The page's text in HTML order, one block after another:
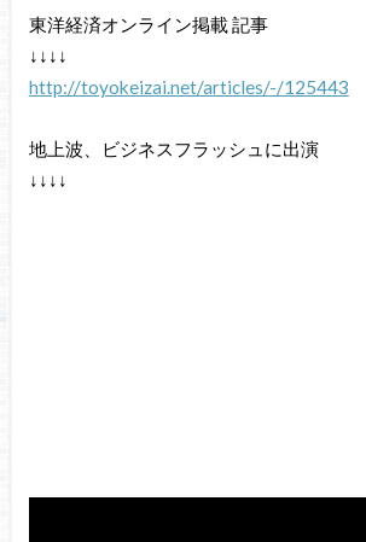
東洋経済オンライン掲載 記事
↓↓↓↓
http://toyokeizai.net/articles/-/125443
地上波、ビジネスフラッシュに出演
↓↓↓↓